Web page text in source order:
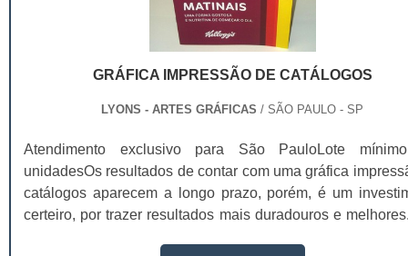
GRÁFICA IMPRESSÃO DE CATÁLOGOS
LYONS - ARTES GRÁFICAS / SÃO PAULO - SP
Atendimento exclusivo para São PauloLote
unidadesOs resultados de contar com uma gráfica
catálogos aparecem a longo prazo, porém, é um
certeiro, por trazer resultados mais duradouros e